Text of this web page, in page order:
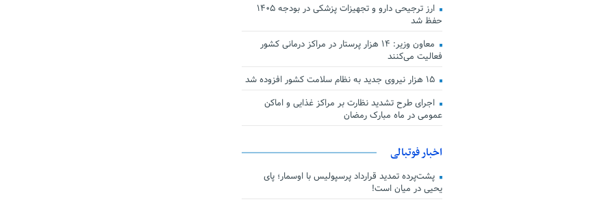
ارز ترجیحی دارو و تجهیزات پزشکی در بودجه ۱۴۰۵
حفظ شد
معاون وزیر: ۱۴ هزار پرستار در مراکز درمانی کشور
فعالیت می‌کنند
۱۵ هزار نیروی جدید به نظام سلامت کشور افزوده شد
اجرای طرح تشدید نظارت بر مراکز غذایی و اماکن
عمومی در ماه مبارک رمضان
اخبار فوتبالی
پشت‌پرده تمدید قرارداد پرسپولیس با اوسمار؛ پای
یحیی در میان است!